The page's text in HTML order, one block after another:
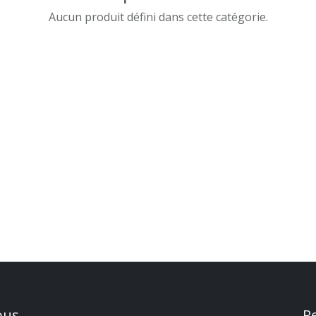
Aucun produit défini dans cette catégorie.